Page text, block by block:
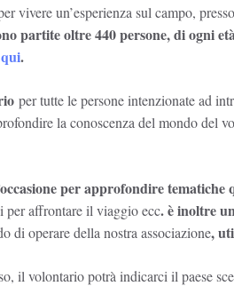
vivere un’esperienza sul campo,
partite oltre 440 persone, di ogni
.
per tutte le persone intenzionate ad
la conoscenza del mondo del
per approfondire
per affrontare il viaggio ecc. è inoltre
di operare della nostra associazione,
il volontario potrà indicarci il paese